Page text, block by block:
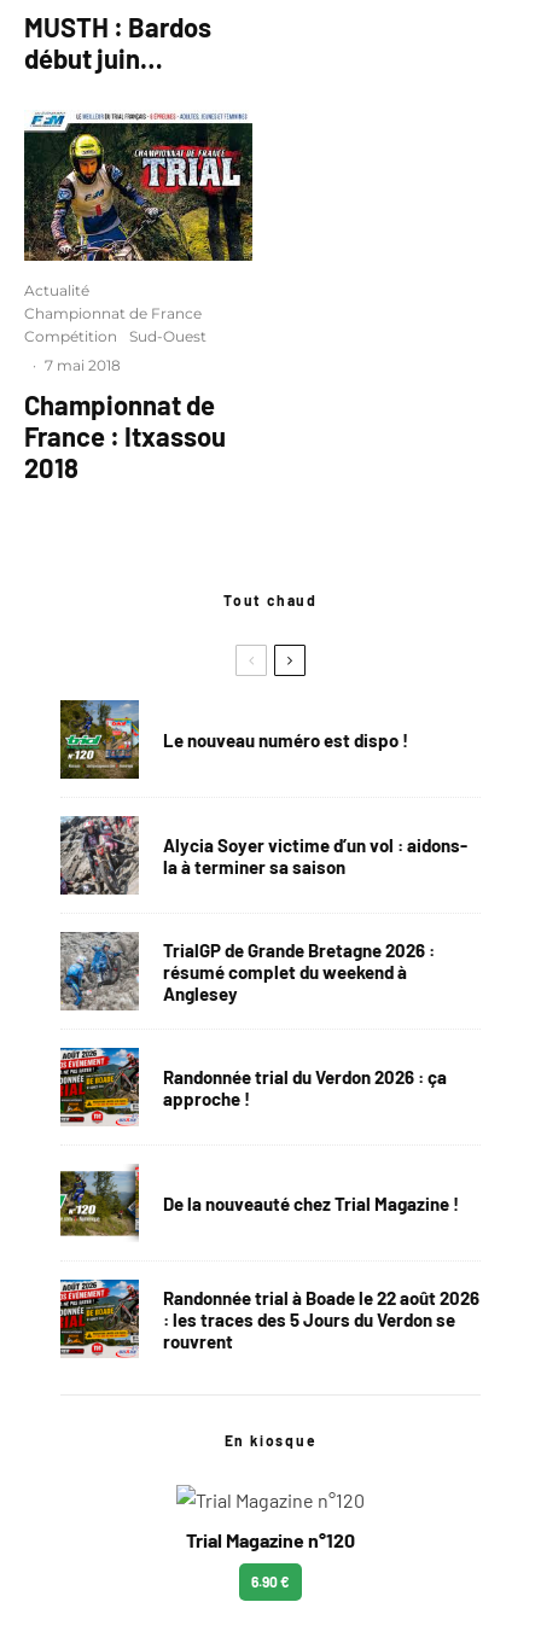
MUSTH : Bardos
début juin…
Actualité
Championnat de France
Compétition
Sud-Ouest
· 7 mai 2018
Championnat de
France : Itxassou
2018
Tout chaud
Le nouveau numéro est dispo !
Alycia Soyer victime d’un vol : aidons-
la à terminer sa saison
TrialGP de Grande Bretagne 2026 :
résumé complet du weekend à
Anglesey
Randonnée trial du Verdon 2026 : ça
approche !
De la nouveauté chez Trial Magazine !
Randonnée trial à Boade le 22 août 2026
: les traces des 5 Jours du Verdon se
rouvrent
En kiosque
Trial Magazine n°120
6.90 €